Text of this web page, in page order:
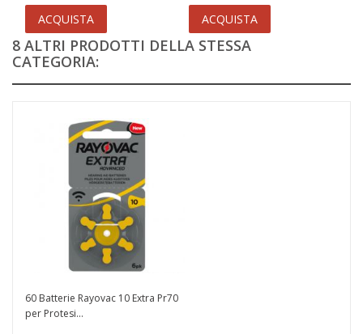
ACQUISTA ACQUISTA
8 ALTRI PRODOTTI DELLA STESSA
CATEGORIA:
60 Batterie Rayovac 10 Extra Pr70
per Protesi...